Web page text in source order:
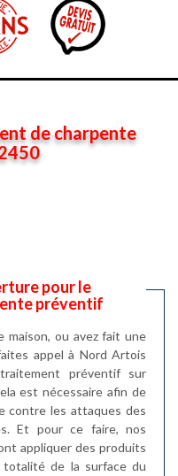
de charpente
pour le
préventif
maison, ou avez fait une
appel à Nord Artois
préventif sur
est nécessaire afin de
contre les attaques des
Et pour ce faire, nos
appliquer des produits
de la surface du